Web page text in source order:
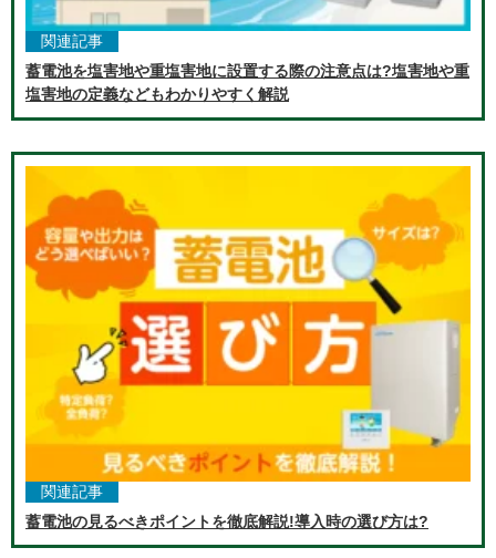
関連記事
蓄電池を塩害地や重塩害地に設置する際の注意点は?塩害地や重
塩害地の定義などもわかりやすく解説
関連記事
蓄電池の見るべきポイントを徹底解説!導入時の選び方は?